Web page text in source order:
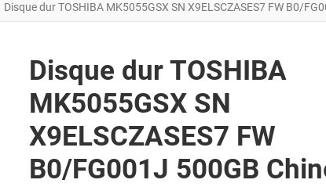
Disque dur TOSHIBA MK5055GSX SN X9ELSCZASES7 FW B0/
Disque dur TOSHIBA
MK5055GSX SN
X9ELSCZASES7 FW
B0/FG001J 500GB